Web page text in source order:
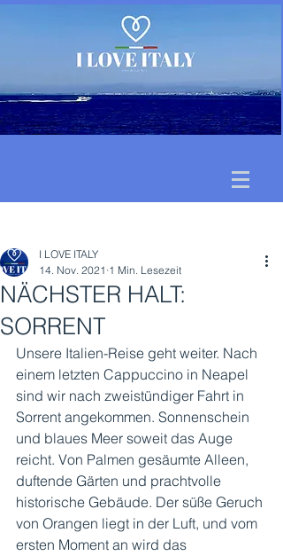
NÄCHSTER HALT:
SORRENT
I LOVE ITALY
14. Nov. 2021 1 Min. Lesezeit
Unsere Italien-Reise geht weiter. Nach
einem letzten Cappuccino in Neapel
sind wir nach zweistündiger Fahrt in
Sorrent angekommen. Sonnenschein
und blaues Meer soweit das Auge
reicht. Von Palmen gesäumte Alleen,
duftende Gärten und prachtvolle
historische Gebäude. Der süße Geruch
von Orangen liegt in der Luft, und vom
ersten Moment an wird das